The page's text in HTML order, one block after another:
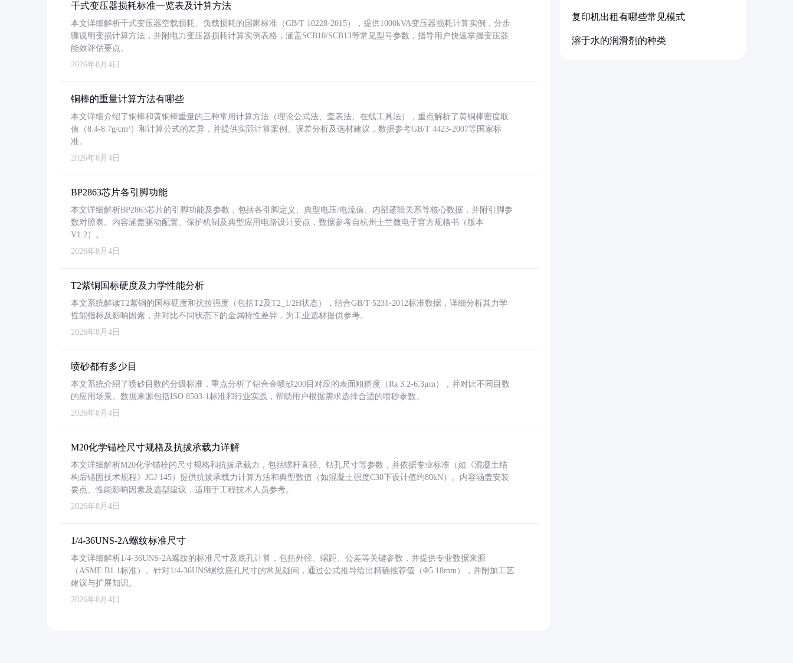
干式变压器损耗标准一览表及计算方法
本文详细解析干式变压器空载损耗、负载损耗的国家标准（GB/T 10228-2015），提供1000kVA变压器损耗计算实例，分步
骤说明变损计算方法，并附电力变压器损耗计算实例表格，涵盖SCB10/SCB13等常见型号参数，指导用户快速掌握变压器
能效评估要点。
2026年8月4日
铜棒的重量计算方法有哪些
本文详细介绍了铜棒和黄铜棒重量的三种常用计算方法（理论公式法、查表法、在线工具法），重点解析了黄铜棒密度取
值（8.4-8.7g/cm³）和计算公式的差异，并提供实际计算案例、误差分析及选材建议，数据参考GB/T 4423-2007等国家标
准。
2026年8月4日
BP2863芯片各引脚功能
本文详细解析BP2863芯片的引脚功能及参数，包括各引脚定义、典型电压/电流值、内部逻辑关系等核心数据，并附引脚参
数对照表。内容涵盖驱动配置、保护机制及典型应用电路设计要点，数据参考自杭州士兰微电子官方规格书（版本
V1.2）。
2026年8月4日
T2紫铜国标硬度及力学性能分析
本文系统解读T2紫铜的国标硬度和抗拉强度（包括T2及T2_1/2H状态），结合GB/T 5231-2012标准数据，详细分析其力学
性能指标及影响因素，并对比不同状态下的金属特性差异，为工业选材提供参考。
2026年8月4日
喷砂都有多少目
本文系统介绍了喷砂目数的分级标准，重点分析了铝合金喷砂200目对应的表面粗糙度（Ra 3.2-6.3μm），并对比不同目数
的应用场景。数据来源包括ISO 8503-1标准和行业实践，帮助用户根据需求选择合适的喷砂参数。
2026年8月4日
M20化学锚栓尺寸规格及抗拔承载力详解
本文详细解析M20化学锚栓的尺寸规格和抗拔承载力，包括螺杆直径、钻孔尺寸等参数，并依据专业标准（如《混凝土结
构后锚固技术规程》JGJ 145）提供抗拔承载力计算方法和典型数值（如混凝土强度C30下设计值约80kN）。内容涵盖安装
要点、性能影响因素及选型建议，适用于工程技术人员参考。
2026年8月4日
1/4-36UNS-2A螺纹标准尺寸
本文详细解析1/4-36UNS-2A螺纹的标准尺寸及底孔计算，包括外径、螺距、公差等关键参数，并提供专业数据来源
（ASME B1.1标准）。针对1/4-36UNS螺纹底孔尺寸的常见疑问，通过公式推导给出精确推荐值（Φ5.18mm），并附加工艺
建议与扩展知识。
2026年8月4日
复印机出租有哪些常见模式
溶于水的润滑剂的种类